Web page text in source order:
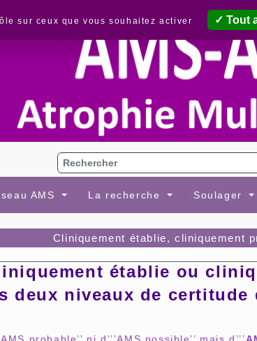
AMS La recherche Soulager
Cliniquement établie, cliniquement
établie ou
deux niveaux de
sur ceux que vous souhaitez activer Tout